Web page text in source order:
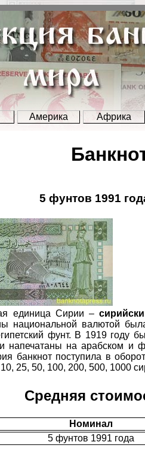
Америка Африка
5 фунтов 1991
единица Сирии –
национальной валютой
фунт. В 1919 году
напечатаны на арабском и
банкнот поступила в
25, 50, 100, 200, 500, 1000
Средняя
Номинал
5 фунтов 1991 года